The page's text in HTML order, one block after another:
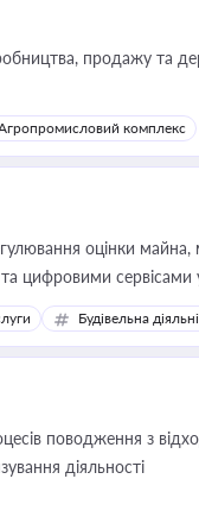
продажу та
комплекс
оцінки майна,
цифровими
бізнесу,
угод і
Будівельна
поводження з
діяльності